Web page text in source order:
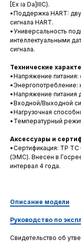
[Ex ia Da]IIIC).
•Поддержка HART:
сигнала HART.
•Универсальность
интеллектуальными
сигнала.
Технические
•Напряжение питания:
•Энергопотребление:
•Напряжение питания
•Входной/Выходной
•Нагрузочная
•Температурный
Аксессуары и
•Сертификация: ТР ТС
(ЭМС). Внесен в
интервал 4 года.
Описание модели
Руководство по
Свидетельство об